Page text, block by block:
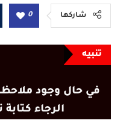
شاركها 0
تنبيه
في حال وجود
الرجاء